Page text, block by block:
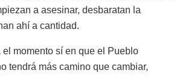
a asesinar, desbaratan la
ahí a cantidad.
momento sí en que el Pueblo
tendrá más camino que cambiar,